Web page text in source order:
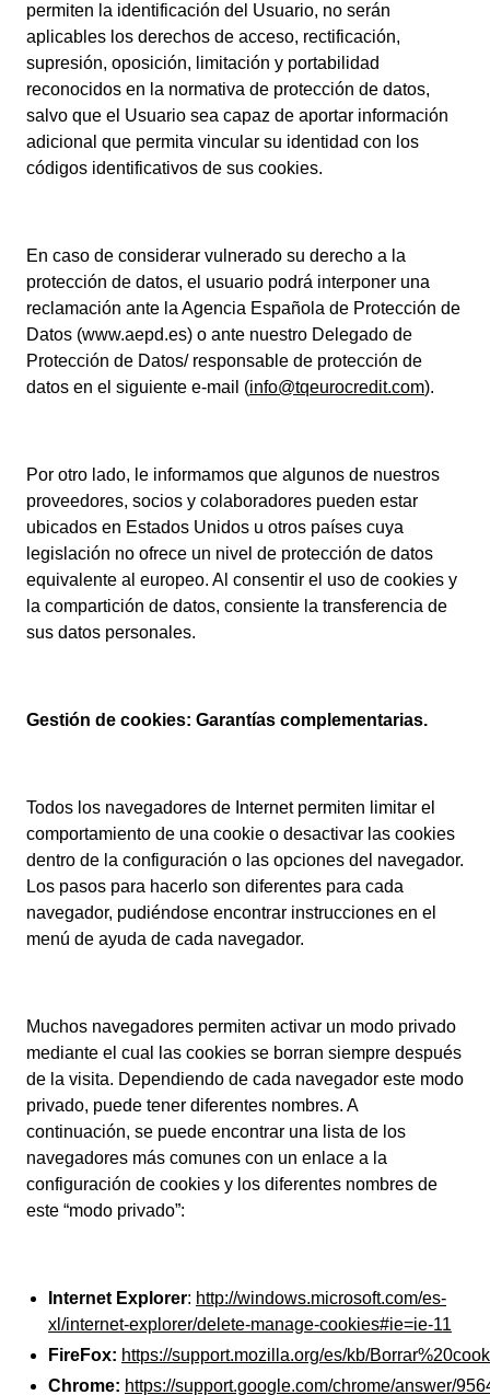
permiten la identificación del Usuario, no serán
aplicables los derechos de acceso, rectificación,
supresión, oposición, limitación y portabilidad
reconocidos en la normativa de protección de datos,
salvo que el Usuario sea capaz de aportar información
adicional que permita vincular su identidad con los
códigos identificativos de sus cookies.
En caso de considerar vulnerado su derecho a la
protección de datos, el usuario podrá interponer una
reclamación ante la Agencia Española de Protección de
Datos (www.aepd.es) o ante nuestro Delegado de
Protección de Datos/ responsable de protección de
datos en el siguiente e-mail (info@tqeurocredit.com).
Por otro lado, le informamos que algunos de nuestros
proveedores, socios y colaboradores pueden estar
ubicados en Estados Unidos u otros países cuya
legislación no ofrece un nivel de protección de datos
equivalente al europeo. Al consentir el uso de cookies y
la compartición de datos, consiente la transferencia de
sus datos personales.
Gestión de cookies: Garantías complementarias.
Todos los navegadores de Internet permiten limitar el
comportamiento de una cookie o desactivar las cookies
dentro de la configuración o las opciones del navegador.
Los pasos para hacerlo son diferentes para cada
navegador, pudiéndose encontrar instrucciones en el
menú de ayuda de cada navegador.
Muchos navegadores permiten activar un modo privado
mediante el cual las cookies se borran siempre después
de la visita. Dependiendo de cada navegador este modo
privado, puede tener diferentes nombres. A
continuación, se puede encontrar una lista de los
navegadores más comunes con un enlace a la
configuración de cookies y los diferentes nombres de
este “modo privado”:
Internet Explorer: http://windows.microsoft.com/es-
xl/internet-explorer/delete-manage-cookies#ie=ie-11
FireFox: https://support.mozilla.org/es/kb/
Chrome: https://support.google.com/chrome/answer/